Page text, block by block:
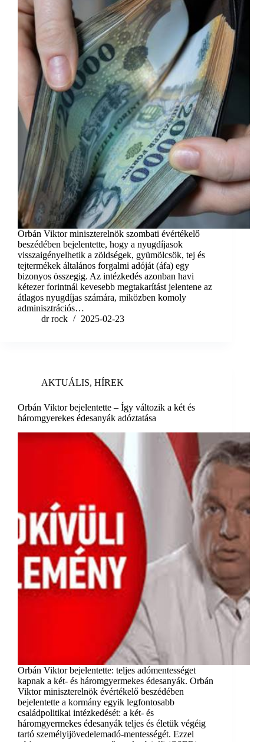
Orbán Viktor miniszterelnök szombati évértékelő
beszédében bejelentette, hogy a nyugdíjasok
visszaigényelhetik a zöldségek, gyümölcsök, tej és
tejtermékek általános forgalmi adóját (áfa) egy
bizonyos összegig. Az intézkedés azonban havi
kétezer forintnál kevesebb megtakarítást jelentene az
átlagos nyugdíjas számára, miközben komoly
adminisztrációs…
dr rock
2025-02-23
AKTUÁLIS, HÍREK
Orbán Viktor bejelentette – Így változik a két és
háromgyerekes édesanyák adóztatása
Orbán Viktor bejelentette: teljes adómentességet
kapnak a két- és háromgyermekes édesanyák. Orbán
Viktor miniszterelnök évértékelő beszédében
bejelentette a kormány egyik legfontosabb
családpolitikai intézkedését: a két- és
háromgyermekes édesanyák teljes és életük végéig
tartó személyijövedelemadó-mentességét. Ezzel